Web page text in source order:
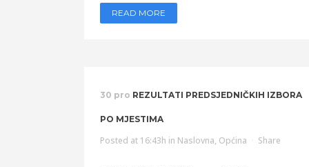
READ MORE
30 pro REZULTATI PREDSJEDNIČKIH IZBORA
PO MJESTIMA
Posted at 16:43h in Naslovna, Općina Share